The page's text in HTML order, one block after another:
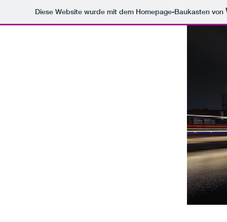
Diese Website wurde mit dem Homepage-Baukasten von